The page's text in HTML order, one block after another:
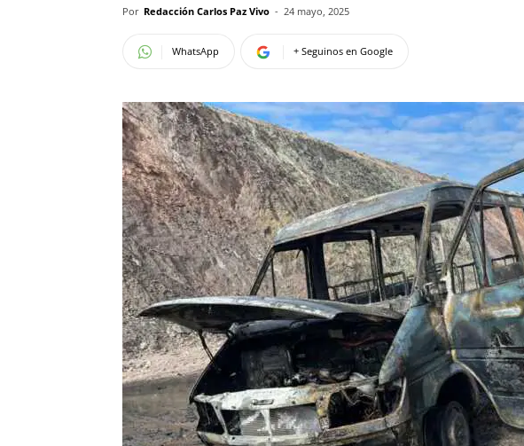
Por Redacción Carlos Paz Vivo - 24 mayo, 2025
WhatsApp + Seguinos en Google